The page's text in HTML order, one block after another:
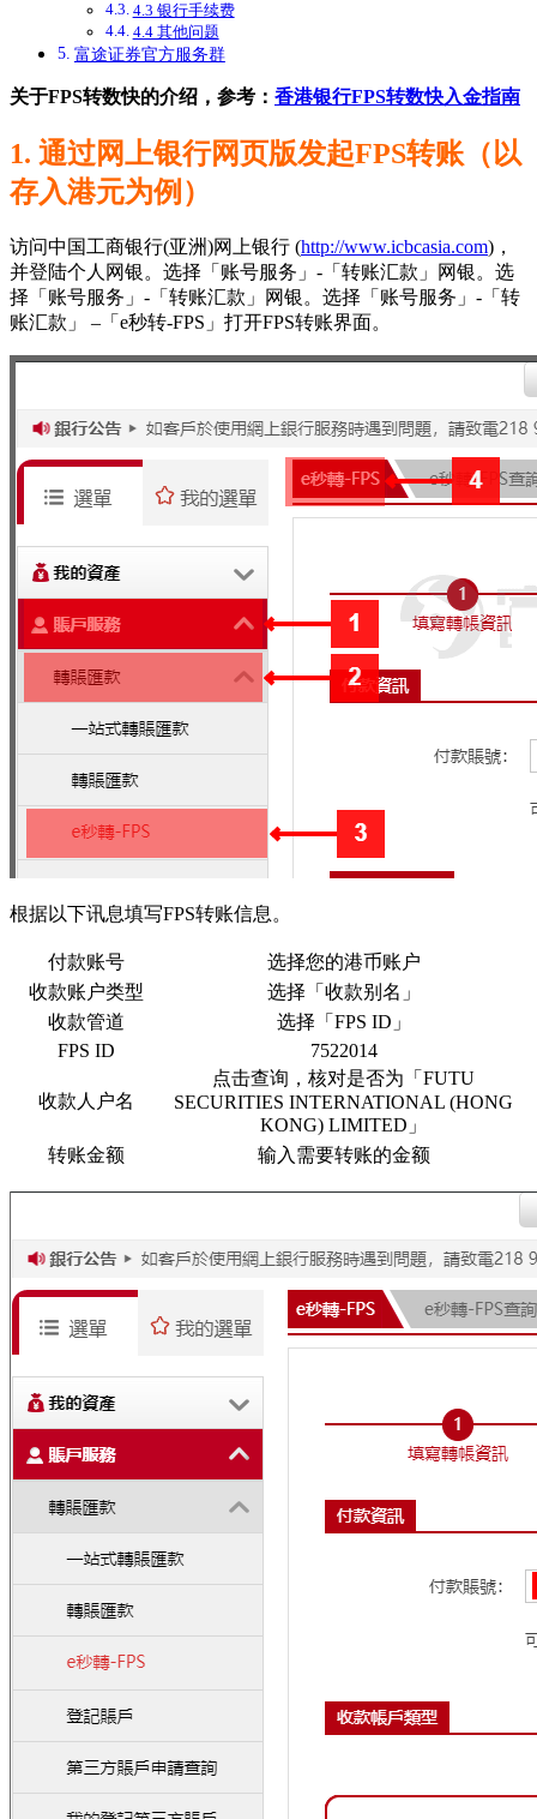
4.3 银行手续费
4.4 其他问题
富途证券官方服务群
关于FPS转数快的介绍，参考： 香港银行FPS转数快入金指南
1. 通过网上银行网页版发起FPS转账（以
存入港元为例）
访问中国工商银行(亚洲)网上银行 (http://www.icbcasia.com)，
并登陆个人网银。选择「账号服务」-「转账汇款」网银。选
择「账号服务」-「转账汇款」网银。选择「账号服务」-「转
账汇款」 –「e秒转-FPS」打开FPS转账界面。
根据以下讯息填写FPS转账信息。
付款账号
选择您的港币账户
收款账户类型
选择「收款别名」
收款管道
选择「FPS ID」
FPS ID
7522014
收款人户名
点击查询，核对是否为「FUTU
SECURITIES INTERNATIONAL (HONG
KONG) LIMITED」
转账金额
输入需要转账的金额